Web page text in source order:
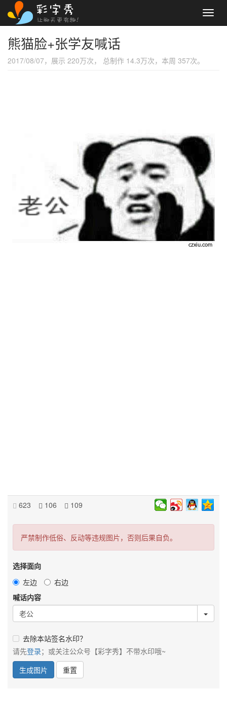
熊猫脸+张学友喊话
2017/08/07，展示 220万次， 总制作 14.3万次，本周 357次。
623 106 109
严禁制作低俗、反动等违规图片，否则后果自负。
选择面向
左边
右边
喊话内容
去除本站签名水印？
请先登录；或关注公众号【彩字秀】不带水印哦~
生成图片
重置